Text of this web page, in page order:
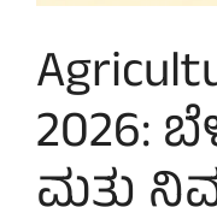
2026: